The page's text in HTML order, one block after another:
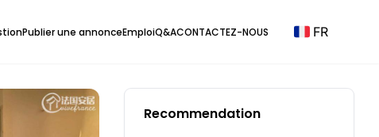
Publier une annonceEmploiQ&ACONTACTEZ-NOUS FR
Recommendation